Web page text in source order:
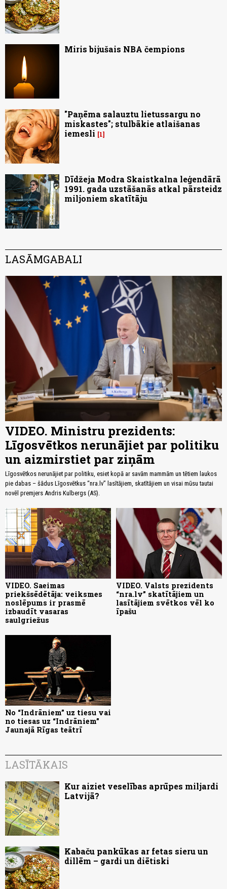
Miris bijušais NBA čempions
"Paņēma salauztu lietussargu no
miskastes"; stulbākie atlaišanas
iemesli
1
Dīdžeja Modra Skaistkalna leģendārā
1991. gada uzstāšanās atkal pārsteidz
miljoniem skatītāju
LASĀMGABALI
VIDEO. Ministru prezidents:
Līgosvētkos nerunājiet par politiku
un aizmirstiet par ziņām
Līgosvētkos nerunājiet par politiku, esiet kopā ar savām mammām un tētiem laukos
pie dabas – šādus Līgosvētkus “nra.lv” lasītājiem, skatītājiem un visai mūsu tautai
novēl premjers Andris Kulbergs (AS).
VIDEO. Saeimas
priekšsēdētāja: veiksmes
noslēpums ir prasmē
izbaudīt vasaras
saulgriežus
VIDEO. Valsts prezidents
“nra.lv” skatītājiem un
lasītājiem svētkos vēl ko
īpašu
No “Indrāniem” uz tiesu vai
no tiesas uz “Indrāniem”
Jaunajā Rīgas teātrī
LASĪTĀKAIS
Kur aiziet veselības aprūpes miljardi
Latvijā?
Kabaču pankūkas ar fetas sieru un
dillēm – gardi un diētiski